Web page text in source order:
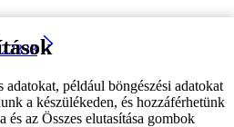
például böngészési adatokat
a készülékeden, és hozzáférhetünk
és az Összes elutasítása gombok